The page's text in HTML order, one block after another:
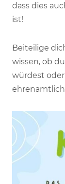
dass dies
ist!
Beiteilige
wissen, ob
würdest